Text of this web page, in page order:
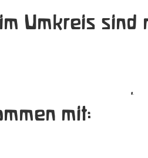
Umkreis sind
mit:
,